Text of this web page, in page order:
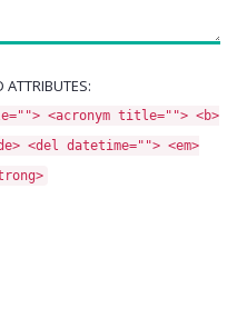
ATTRIBUTES:
<acronym title=""> <b>
<del datetime=""> <em>